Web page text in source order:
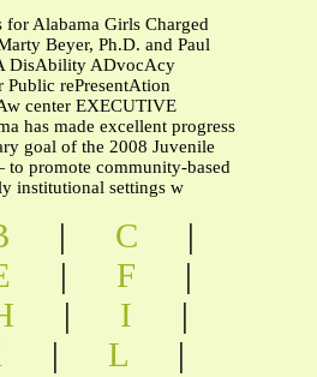
for Alabama Girls Charged
Beyer, Ph.D. and Paul
DisAbility ADvocAcy
rePresentAtion
center EXECUTIVE
has made excellent progress
goal of the 2008 Juvenile
promote community-based
institutional settings w
| C
|
| F
|
| I
|
| L
|